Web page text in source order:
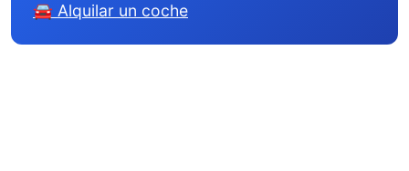
🚘 Alquilar un coche